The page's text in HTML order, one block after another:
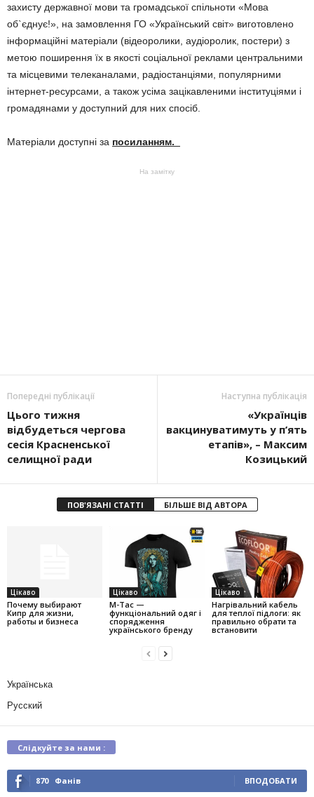
захисту державної мови та громадської спільноти «Мова
об`єднує!», на замовлення ГО «Український світ» виготовлено
інформаційні матеріали (відеоролики, аудіоролик, постери) з
метою поширення їх в якості соціальної реклами центральними
та місцевими телеканалами, радіостанціями, популярними
інтернет-ресурсами, а також усіма зацікавленими інституціями і
громадянами у доступний для них спосіб.
Матеріали доступні за посиланням.
На замітку
Попередні публікації
Цього тижня
відбудеться чергова
сесія Красненської
селищної ради
Наступна публікація
«Українців
вакцинуватимуть у п’ять
етапів», – Максим
Козицький
ПОВ'ЯЗАНІ СТАТТІ БІЛЬШЕ ВІД АВТОРА
Цікаво
Почему выбирают
Кипр для жизни,
работы и бизнеса
Цікаво
M-Tac —
функціональний одяг і
спорядження
українського бренду
Цікаво
Нагрівальний кабель
для теплої підлоги: як
правильно обрати та
встановити
Українська
Русский
Слідкуйте за нами :
870 Фанів ВПОДОБАТИ